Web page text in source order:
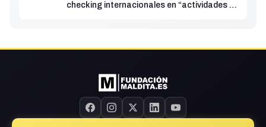
checking internacionales en “actividades de